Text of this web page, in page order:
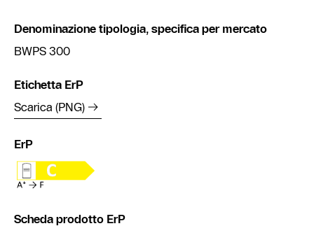
Denominazione tipologia, specifica per mercato
BWPS 300
Etichetta ErP
Scarica (PNG)
ErP
Scheda prodotto ErP